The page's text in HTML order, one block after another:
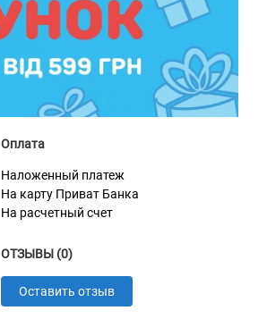
Оплата
Наложенный платеж
На карту Приват Банка
На расчетный счет
ОТЗЫВЫ (0)
Оставить отзыв